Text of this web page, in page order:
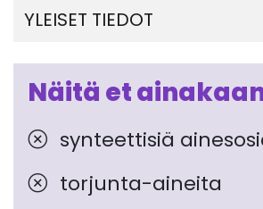
YLEISET TIEDOT
Näitä et
synteettisiä
torjunta-aineita